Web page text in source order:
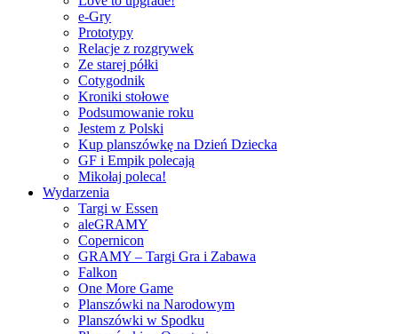
e-Gry
Prototypy
Relacje z rozgrywek
Ze starej półki
Cotygodnik
Kroniki stołowe
Podsumowanie roku
Jestem z Polski
Kup planszówkę na Dzień Dziecka
GF i Empik polecają
Mikołaj poleca!
Wydarzenia
Targi w Essen
aleGRAMY
Copernicon
GRAMY – Targi Gra i Zabawa
Falkon
One More Game
Planszówki na Narodowym
Planszówki w Spodku